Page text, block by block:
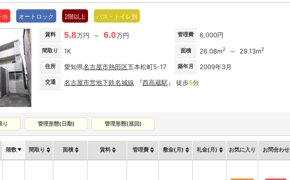
カ オートロック 2階以上 バス・トイレ別
賃料 5.8万円 ～ 6.0万円 管理費 6,000円
間取り 1K 面積 26.08m2 ～ 29.13m2
住所 愛知県名古屋市熱田区五本松町5-17 築年月 2009年3月
交通 名古屋市営地下鉄名城線 『西高蔵駅 』 徒歩5分
り 管理形態(日勤) 管理形態(巡回)
階数 間取り 面積 賃料 管理費 敷金(月) 礼金(月) お気に入り お問合わせ